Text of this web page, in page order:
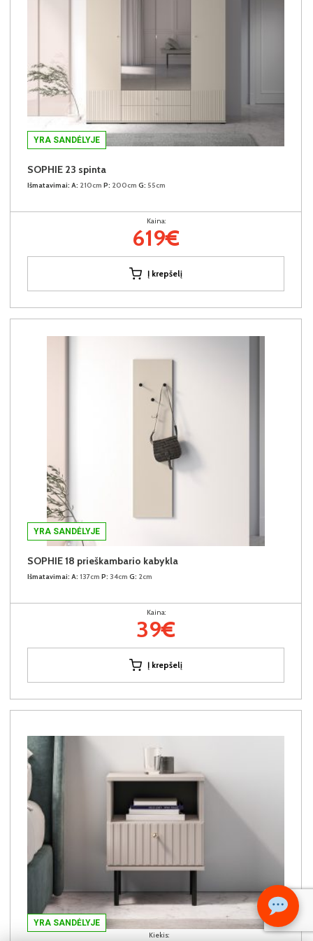
Kiekis:
YRA SANDĖLYJE
SOPHIE 23 spinta
Išmatavimai: A: 210cm P: 200cm G: 55cm
Kaina:
619€
Į krepšelį
YRA SANDĖLYJE
SOPHIE 18 prieškambario kabykla
Išmatavimai: A: 137cm P: 34cm G: 2cm
Kaina:
39€
Į krepšelį
YRA SANDĖLYJE